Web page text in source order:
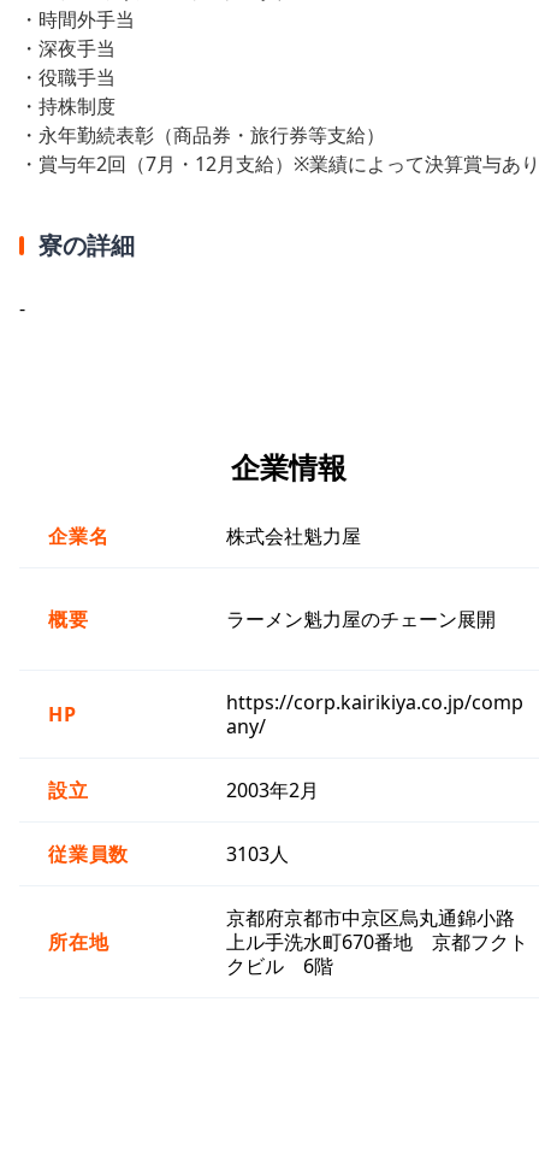
・時間外手当
・深夜手当
・役職手当
・持株制度
・永年勤続表彰（商品券・旅行券等支給）
・賞与年2回（7月・12月支給）※業績によって決算賞与あり
寮の詳細
-
企業情報
企業名 株式会社魁力屋
概要 ラーメン魁力屋のチェーン展開
HP
https://corp.kairikiya.co.jp/comp
any/
設立 2003年2月
従業員数 3103人
所在地
京都府京都市中京区烏丸通錦小路
上ル手洗水町670番地 京都フクト
クビル 6階